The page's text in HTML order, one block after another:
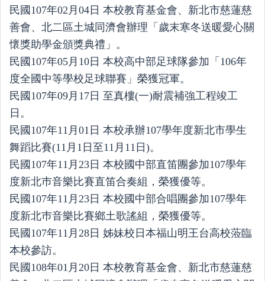
民國107年02月04日 本校教育基金會、新北市慈蓮慈
善會、北二區土城同濟會辦理「歲末寒冬送暖愛心關
懷獎助學金頒獎典禮」。
民國107年05月10日 本校高中部足球隊參加「106年
度全國中等學校足球聯賽」榮獲冠軍。
民國107年09月17日 至真樓(一)耐震補強工程竣工
日。
民國107年11月01日 本校承辦107學年度新北市學生
舞蹈比賽(11月1日至11月11日)。
民國107年11月23日 本校國中部直笛團參加107學年
度新北巿音樂比賽直笛合奏組，榮獲優等。
民國107年11月23日 本校國中部合唱團參加107學年
度新北巿音樂比賽鄉土歌謠組，榮獲優等。
民國107年11月28日 姊妹校日本福山明王台高校蒞臨
本校參訪。
民國108年01月20日 本校教育基金會、新北市慈蓮慈